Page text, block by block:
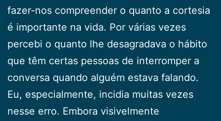
fazer-nos compreender o quanto a cortesia
é importante na vida. Por várias vezes
percebi o quanto lhe desagradava o hábito
que têm certas pessoas de interromper a
conversa quando alguém estava falando.
Eu, especialmente, incidia muitas vezes
nesse erro. Embora visivelmente